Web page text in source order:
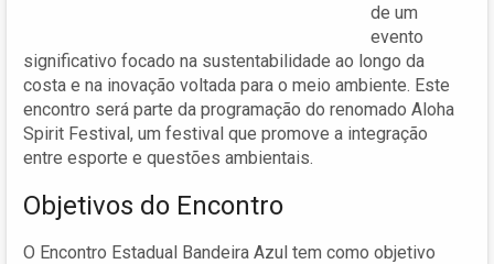
de um
evento
significativo focado na sustentabilidade ao longo da
costa e na inovação voltada para o meio ambiente. Este
encontro será parte da programação do renomado Aloha
Spirit Festival, um festival que promove a integração
entre esporte e questões ambientais.
Objetivos do Encontro
O Encontro Estadual Bandeira Azul tem como objetivo